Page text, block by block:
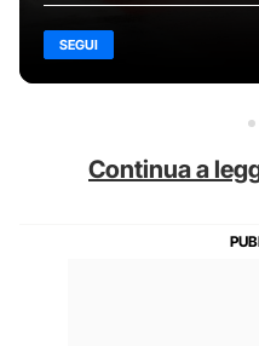
SEGUI
Continua a